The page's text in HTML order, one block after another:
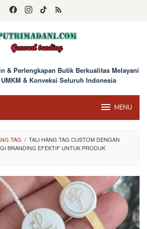
& Perlengkapan Butik Berkualitas Melayani
& Konveksi Seluruh Indonesia
MENU
TAG / TALI HANG TAG CUSTOM DENGAN
BRANDING EFEKTIF UNTUK PRODUK